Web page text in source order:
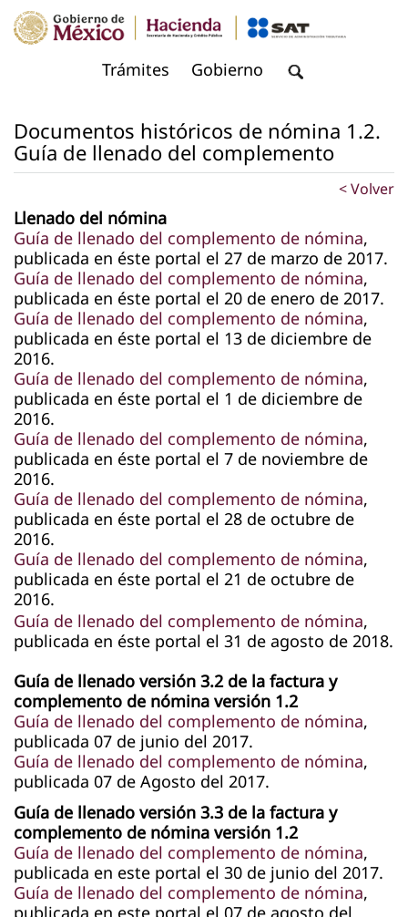
Documentos históricos de nómina 1.2.
Guía de llenado del complemento
< Volver
Llenado del nómina
Guía de llenado del complemento de nómina,
publicada en éste portal el 27 de marzo de 2017.
Guía de llenado del complemento de nómina,
publicada en éste portal el 20 de enero de 2017. ​
Guía de llenado del complemento de nómina,
publicada en éste portal el 13 de diciembre de
2016.
Guía de llenado del complemento de nómina,
publicada en éste portal el 1 de diciembre de
2016.
Guía de llenado del complemento de nómina,
publicada en éste portal el 7 de noviembre de
2016.
Guía de llenado del complemento de nómina,
publicada en éste portal el 28 de octubre de
2016.
Guía de llenado del complemento de nómina,
publicada en éste portal el 21 de octubre de
2016.
Guía de llenado del complemento de nómina,
publicada en éste portal el 31 de agosto de 2018.
Guía de llenado versión 3.2 de la factura y
complemento de nómina versión 1.2​
Guía de llenado del complemento de nómina​,
publicada 07 de junio del 2017.
Guía de llenado del complemento de nómina​,
publicada 07 de Agosto del 2017.
Guía de llenado versión 3.3 de la factura y
complemento de nómina versión 1.2​​
Guía de llenado del complemento de nómina,
publicada en este portal el 30 de junio del 2017.​​​
​​​​Guía de llenado del complemento de nómina,
publicada en este portal el 07 de agosto del